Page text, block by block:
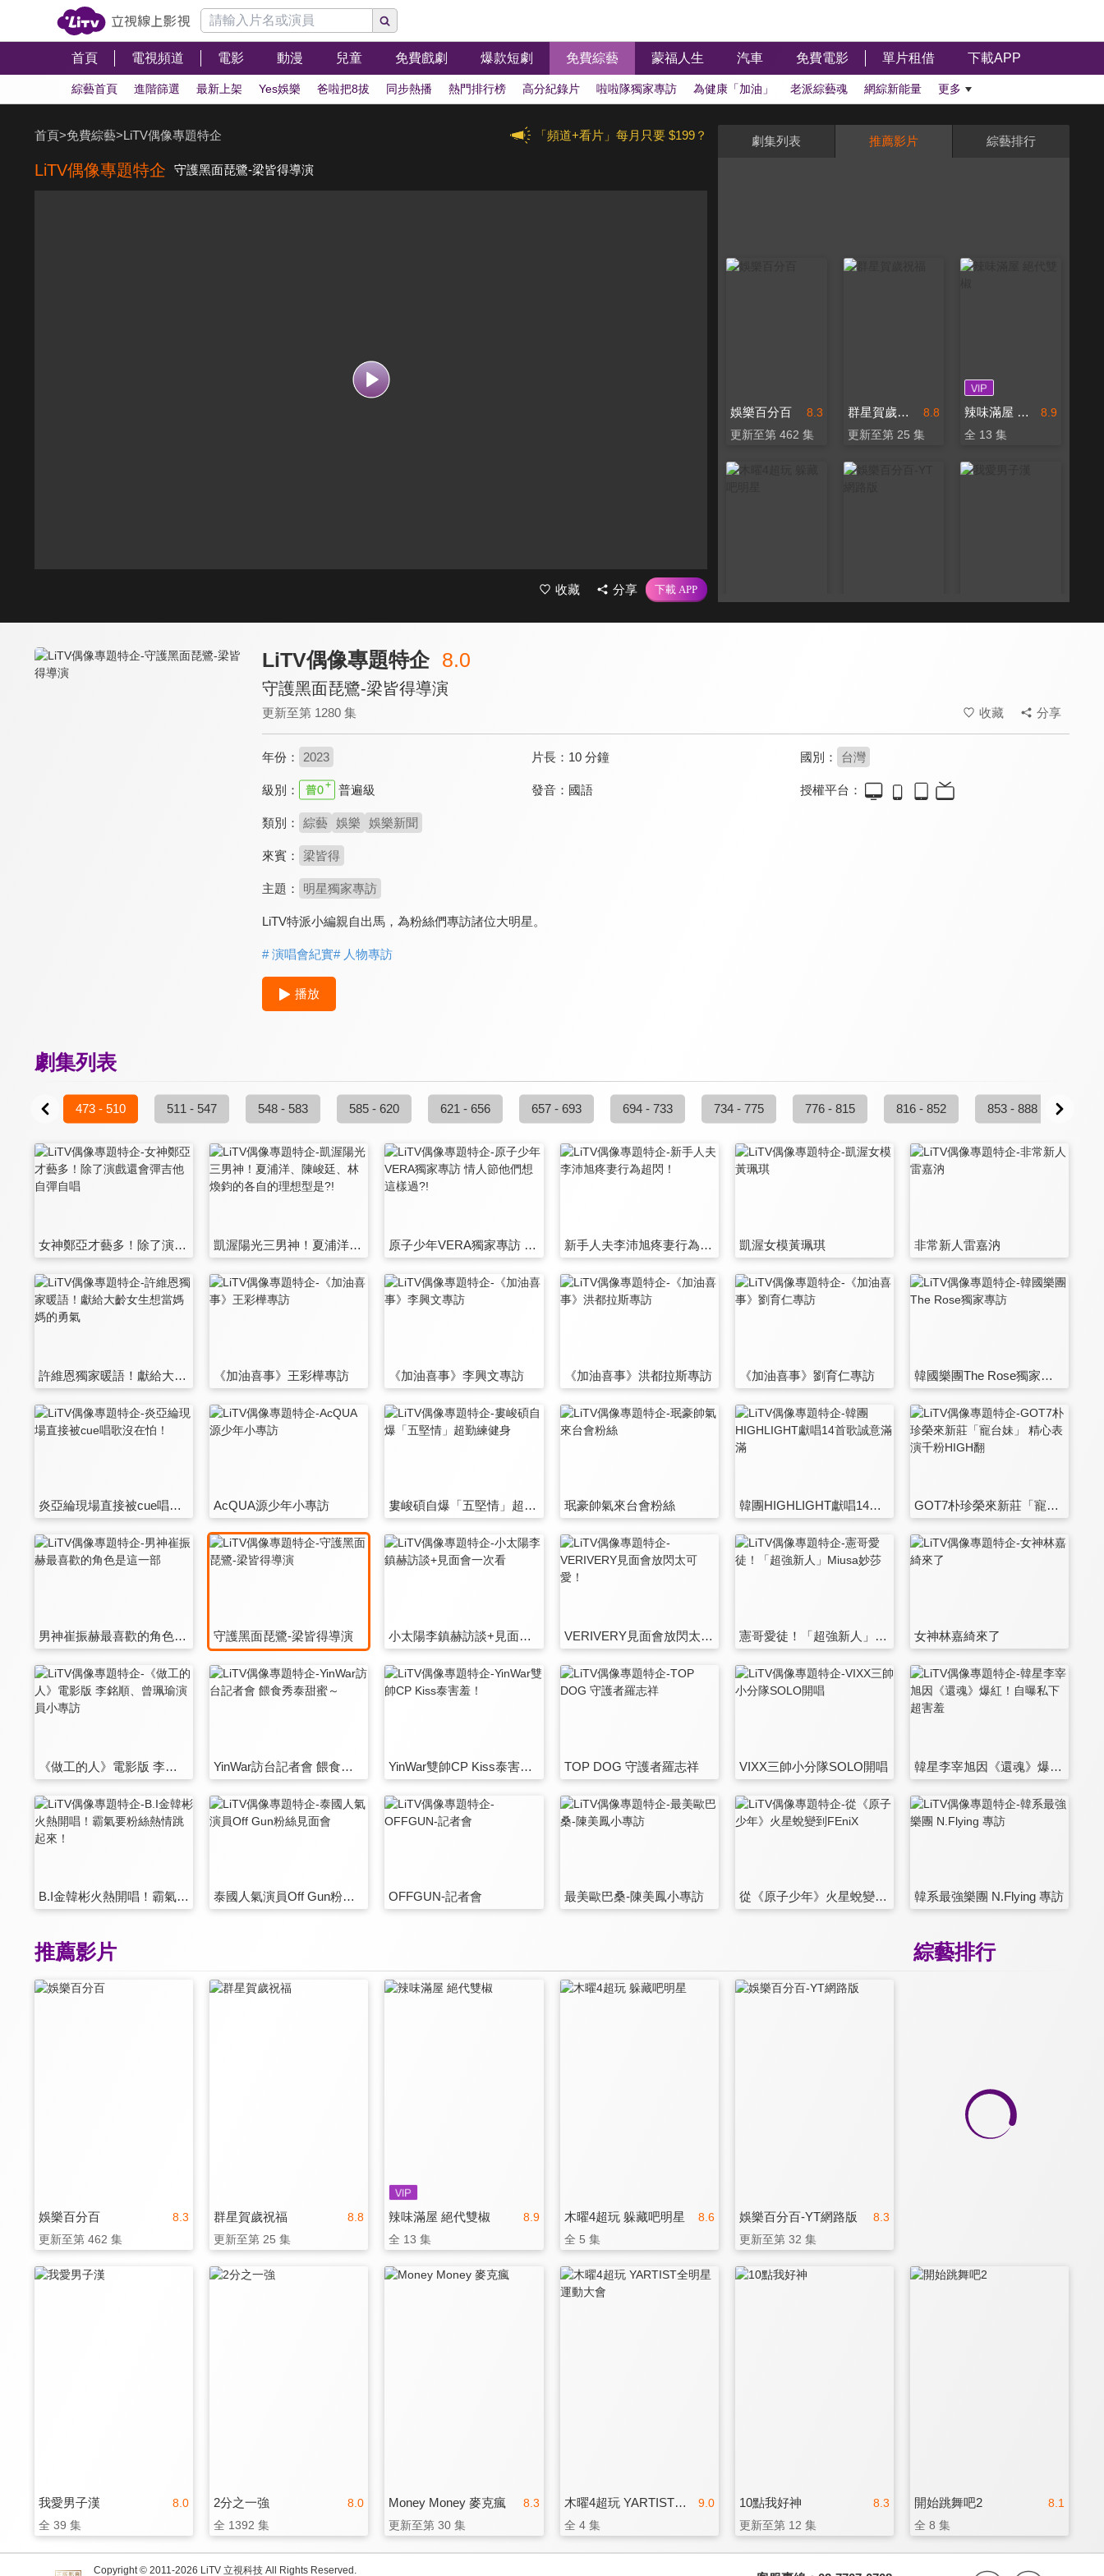
首頁 電視頻道 電影 動漫 兒童 免費戲劇 爆款短劇 免費綜藝 蒙福人生 汽車 免費電影 單片租借 下載APP
綜藝首頁 進階篩選 最新上架 Yes娛樂 爸啦把8拔 同步熱播 熱門排行榜 高分紀錄片 啦啦隊獨家專訪 為健康「加油」 老派綜藝魂 網綜新能量 更多
「頻道+看片」每月只要 $199？
首頁>免費綜藝>LiTV偶像專題特企
LiTV偶像專題特企 守護黑面琵鷺-梁皆得導演
收藏 分享
劇集列表 推薦影片 綜藝排行
8.3
娛樂百分百
更新至第 462 集
8.8
群星賀歲祝福
更新至第 25 集
8.9
辣味滿屋 絕代雙椒
全 13 集
LiTV偶像專題特企 8.0
守護黑面琵鷺-梁皆得導演
更新至第 1280 集 收藏 分享
年份： 2023 片長： 10 分鐘 國別： 台灣
級別： 普遍級 發音： 國語 授權平台：
類別： 綜藝 娛樂 娛樂新聞
來賓： 梁皆得
主題： 明星獨家專訪
LiTV特派小編親自出馬，為粉絲們專訪諸位大明星。
# 演唱會紀實# 人物專訪
播放
劇集列表
473 - 510 511 - 547 548 - 583 585 - 620 621 - 656 657 - 693 694 - 733 734 - 775 776 - 815 816 - 852 853 - 888
女神鄭亞才藝多！除了演戲還會彈吉他自彈自唱 凱渥陽光三男神！夏浦洋、陳峻廷、林煥鈞的各自的理想型是?! 原子少年VERA獨家專訪 情人節他們想這樣過?! 新手人夫李沛旭疼妻行為超閃！ 凱渥女模黃珮琪 非常新人雷嘉汭
許維恩獨家暖語！獻給大齡女生想當媽媽的勇氣 《加油喜事》王彩樺專訪 《加油喜事》李興文專訪 《加油喜事》洪都拉斯專訪 《加油喜事》劉育仁專訪 韓國樂團The Rose獨家專訪
炎亞綸現場直接被cue唱歌沒在怕！ AcQUA源少年小專訪 婁峻碩自爆「五堅情」超勤練健身 珉豪帥氣來台會粉絲 韓團HIGHLIGHT獻唱14首歌誠意滿滿 GOT7朴珍榮來新莊「寵台妹」 精心表演千粉HIGH翻
男神崔振赫最喜歡的角色是這一部 守護黑面琵鷺-梁皆得導演 小太陽李鎮赫訪談+見面會一次看 VERIVERY見面會放閃太可愛！ 憲哥愛徒！「超強新人」Miusa妙莎 女神林嘉綺來了
《做工的人》電影版 李銘順、曾珮瑜演員小專訪 YinWar訪台記者會 餵食秀泰甜蜜～ YinWar雙帥CP Kiss泰害羞！ TOP DOG 守護者羅志祥 VIXX三帥小分隊SOLO開唱 韓星李宰旭因《還魂》爆紅！自曝私下超害羞
B.I金韓彬火熱開唱！霸氣要粉絲熱情跳起來！ 泰國人氣演員Off Gun粉絲見面會 OFFGUN-記者會 最美歐巴桑-陳美鳳小專訪 從《原子少年》火星蛻變到FEniX 韓系最強樂團 N.Flying 專訪
綜藝排行
推薦影片
8.3
娛樂百分百
更新至第 462 集
8.8
群星賀歲祝福
更新至第 25 集
8.9
辣味滿屋 絕代雙椒
全 13 集
8.6
木曜4超玩 躲藏吧明星
全 5 集
8.3
娛樂百分百-YT網路版
更新至第 32 集
8.0
我愛男子漢
全 39 集
8.0
2分之一強
全 1392 集
8.3
Money Money 麥克瘋
更新至第 30 集
9.0
木曜4超玩 YARTIST全明星運動大會
全 4 集
8.3
10點我好神
更新至第 12 集
8.1
開始跳舞吧2
全 8 集
Copyright © 2011-2026 LiTV 立視科技 All Rights Reserved.